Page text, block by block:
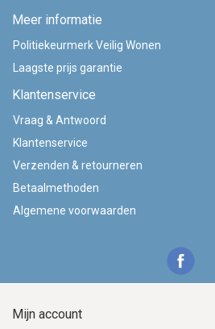
Meer informatie
Politiekeurmerk Veilig Wonen
Laagste prijs garantie
Klantenservice
Vraag & Antwoord
Klantenservice
Verzenden & retourneren
Betaalmethoden
Algemene voorwaarden
Mijn account